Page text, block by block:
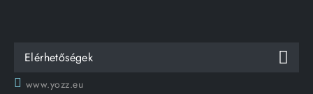
Elérhetőségek
www.yozz.eu